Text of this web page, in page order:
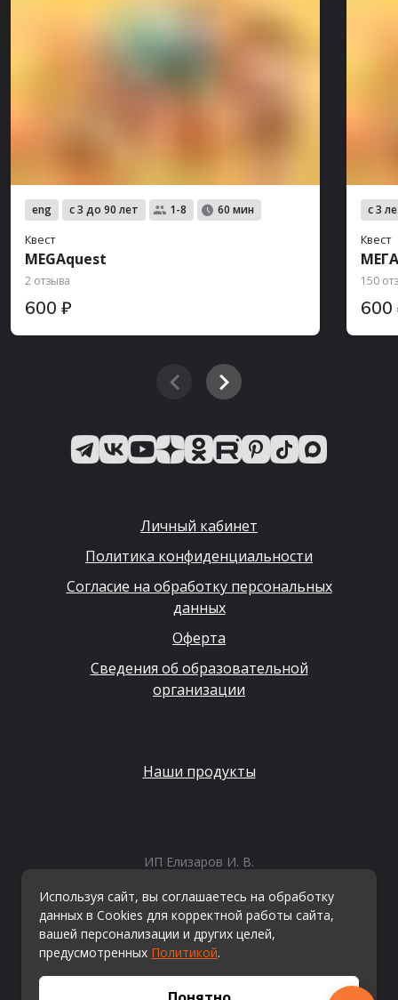
eng с 3 до 90 лет 1-8 60 мин
Квест
MEGAquest
2 отзыва
600 ₽
с 3
Квест
150
600
Личный кабинет
Политика конфиденциальности
Согласие на обработку персональных
данных
Оферта
Сведения об образовательной
организации
Наши продукты
ИП Елизаров И. В.
ОГРНИП: 315665800057162
Эл. почта:info@kvestiks.ru
© Квестикс, 2026
Используя сайт, вы соглашаетесь на обработку
данных в Cookies для корректной работы сайта,
вашей персонализации и других целей,
предусмотренных Политикой.